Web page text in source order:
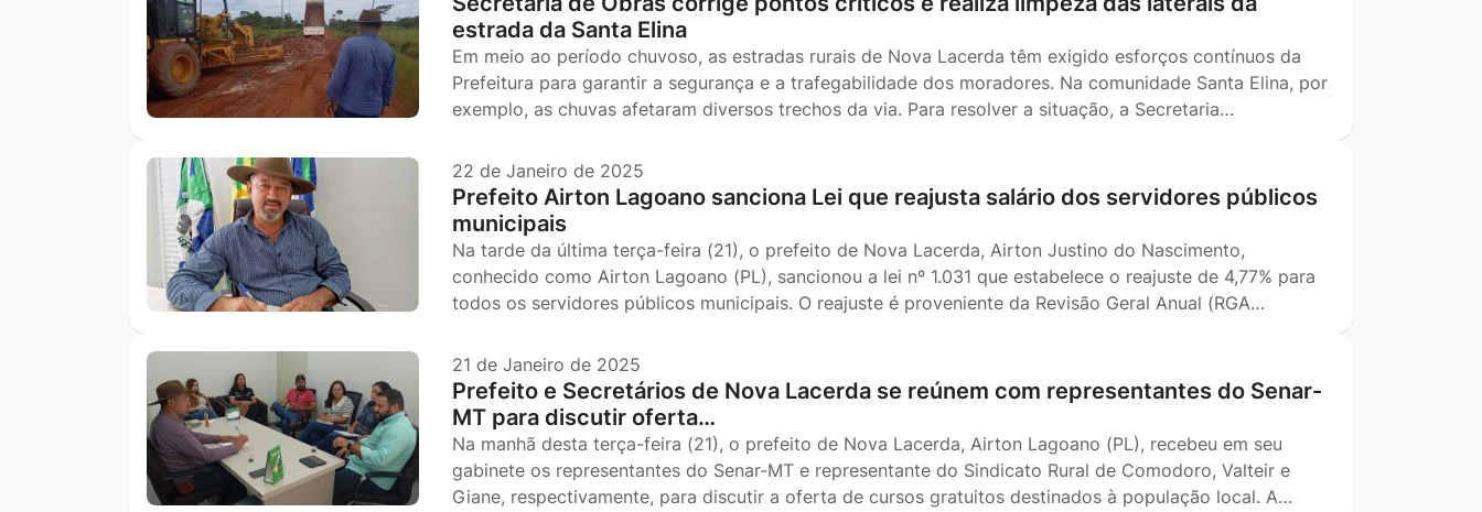
estrada da Santa Elina
Em meio ao período chuvoso, as estradas rurais de Nova Lacerda têm exigido esforços contínuos da
Prefeitura para garantir a segurança e a trafegabilidade dos moradores. Na comunidade Santa Elina, por
exemplo, as chuvas afetaram diversos trechos da via. Para resolver a situação, a Secretaria…
22 de Janeiro de 2025
Prefeito Airton Lagoano sanciona Lei que reajusta salário dos servidores públicos
municipais
Na tarde da última terça-feira (21), o prefeito de Nova Lacerda, Airton Justino do Nascimento,
conhecido como Airton Lagoano (PL), sancionou a lei nº 1.031 que estabelece o reajuste de 4,77% para
todos os servidores públicos municipais. O reajuste é proveniente da Revisão Geral Anual (RGA…
21 de Janeiro de 2025
Prefeito e Secretários de Nova Lacerda se reúnem com representantes do Senar-
MT para discutir oferta…
Na manhã desta terça-feira (21), o prefeito de Nova Lacerda, Airton Lagoano (PL), recebeu em seu
gabinete os representantes do Senar-MT e representante do Sindicato Rural de Comodoro, Valteir e
Giane, respectivamente, para discutir a oferta de cursos gratuitos destinados à população local. A…